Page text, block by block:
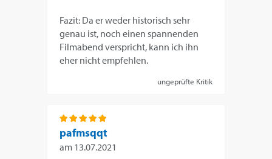
Fazit: Da er weder historisch sehr
genau ist, noch einen spannenden
Filmabend verspricht, kann ich ihn
eher nicht empfehlen.
ungeprüfte Kritik
pafmsqqt
am 13.07.2021